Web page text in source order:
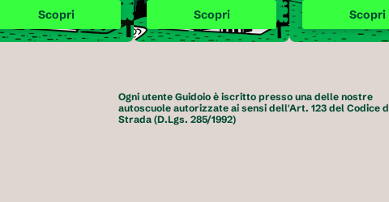
Scopri Scopri Scopri
Ogni utente Guidoio è iscritto presso una delle nostre
autoscuole autorizzate ai sensi dell'Art. 123 del Codice
Strada (D.Lgs. 285/1992)